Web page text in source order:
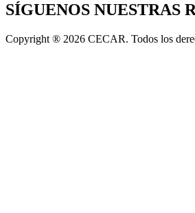
SÍGUENOS NUESTRAS
Copyright ® 2026 CECAR. Todos los